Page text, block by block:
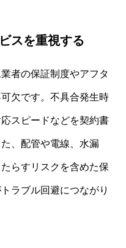
スを重視する
者の保証制度やアフタ
欠です。不具合発生時
スピードなどを契約書
、配管や電線、水漏
らすリスクを含めた保
ラブル回避につながり